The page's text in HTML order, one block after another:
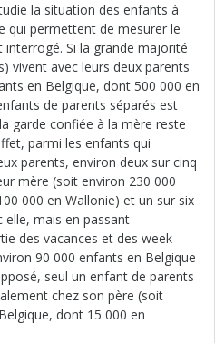
la situation des enfants à
qui permettent de mesurer le
Si la grande majorité
vivent avec leurs deux parents
en Belgique, dont 500 000 en
de parents séparés est
garde confiée à la mère reste
parmi les enfants qui
parents, environ deux sur cinq
mère (soit environ 230 000
000 en Wallonie) et un sur six
elle, mais en passant
des vacances et des week-
90 000 enfants en Belgique
seul un enfant de parents
chez son père (soit
dont 15 000 en